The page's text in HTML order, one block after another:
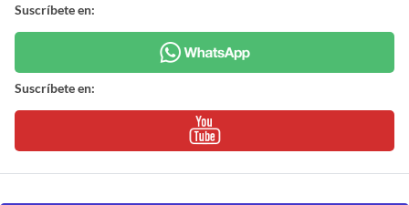
Suscríbete en:
Suscríbete en: